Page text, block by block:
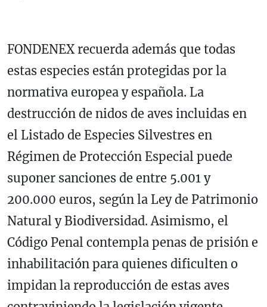
FONDENEX recuerda además que todas
estas especies están protegidas por la
normativa europea y española. La
destrucción de nidos de aves incluidas en
el Listado de Especies Silvestres en
Régimen de Protección Especial puede
suponer sanciones de entre 5.001 y
200.000 euros, según la Ley de Patrimonio
Natural y Biodiversidad. Asimismo, el
Código Penal contempla penas de prisión e
inhabilitación para quienes dificulten o
impidan la reproducción de estas aves